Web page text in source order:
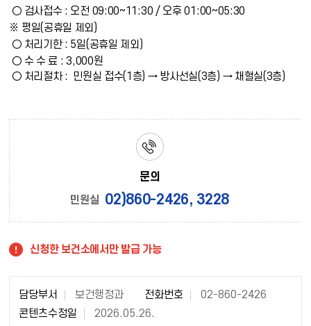
○ 검사접수 : 오전 09:00~11:30 / 오후 01:00~05:30
※ 평일(공휴일 제외)
○ 처리기한 : 5일(공휴일 제외)
○ 수 수 료 : 3,000원
○ 처리절차 : 민원실 접수(1층) → 방사선실(3층) → 채혈실(3층)
문의
민원실 02)860-2426, 3228
신청한 보건소에서만 발급 가능
담당부서 보건행정과 전화번호
02-860-2426
콘텐츠수정일
2026.05.26.